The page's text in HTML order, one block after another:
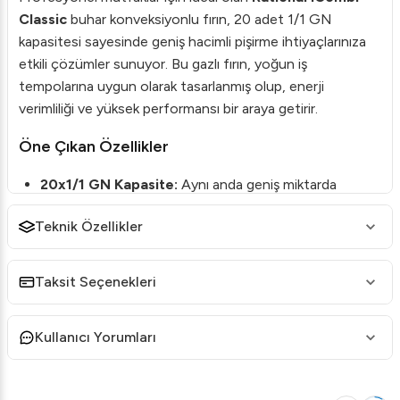
Classic buhar konveksiyonlu fırın, 20 adet 1/1 GN
kapasitesi sayesinde geniş hacimli pişirme ihtiyaçlarınıza
etkili çözümler sunuyor. Bu gazlı fırın, yoğun iş
tempolarına uygun olarak tasarlanmış olup, enerji
verimliliği ve yüksek performansı bir araya getirir.
Öne Çıkan Özellikler
20x1/1 GN Kapasite: Aynı anda geniş miktarda
yiyecek hazırlama imkanı sağlar.
idealdir.
Pişirme Teknolojisi:Hassas kontrol sistemleri ile eşit
Darbeye ve Aşınmaya Dayanıklı:Dayanıklı yapı ile
Teknik Özellikler
Taksit Seçenekleri
Kullanıcı Yorumları